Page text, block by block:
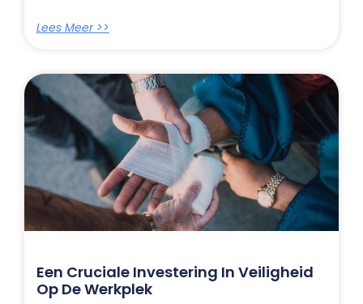
Lees Meer >>
Een Cruciale Investering In Veiligheid
Op De Werkplek